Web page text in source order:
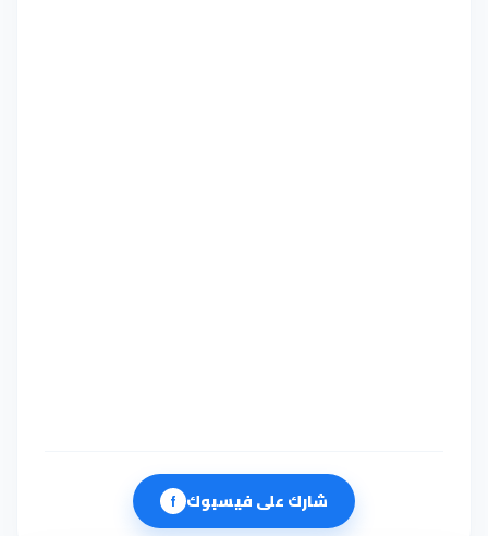
شارك على فيسبوك f